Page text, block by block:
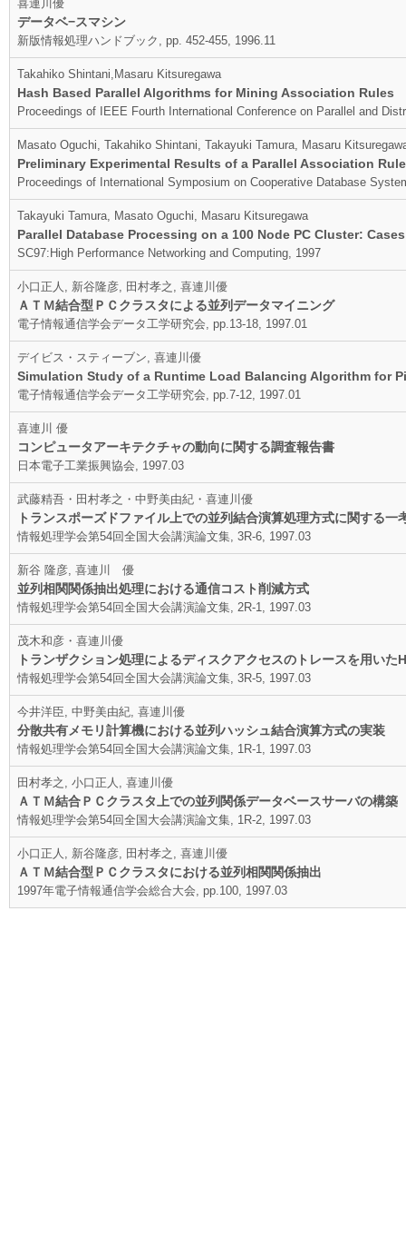
喜連川優
データベ−スマシン
新版情報処理ハンドブック, pp. 452-455, 1996.11
Takahiko Shintani,Masaru Kitsuregawa
Hash Based Parallel Algorithms for Mining Association Rules
Proceedings of IEEE Fourth International Conference on Parallel and
Masato Oguchi, Takahiko Shintani, Takayuki Tamura, Masaru
Preliminary Experimental Results of a Parallel Association
Proceedings of International Symposium on Cooperative Database
Takayuki Tamura, Masato Oguchi, Masaru Kitsuregawa
Parallel Database Processing on a 100 Node PC Cluster:
SC97:High Performance Networking and Computing, 1997
小口正人, 新谷隆彦, 田村孝之, 喜連川優
ＡＴＭ結合型ＰＣクラスタによる並列データマイニング
電子情報通信学会データ工学研究会, pp.13-18, 1997.01
デイビス・スティーブン, 喜連川優
Simulation Study of a Runtime Load Balancing Algorithm for
電子情報通信学会データ工学研究会, pp.7-12, 1997.01
喜連川 優
コンピュータアーキテクチャの動向に関する調査報告書
日本電子工業振興協会, 1997.03
武藤精吾・田村孝之・中野美由紀・喜連川優
トランスポーズドファイル上での並列結合演算処理方式に関する一
情報処理学会第54回全国大会講演論文集, 3R-6, 1997.03
新谷 隆彦, 喜連川 優
並列相関関係抽出処理における通信コスト削減方式
情報処理学会第54回全国大会講演論文集, 2R-1, 1997.03
茂木和彦・喜連川優
トランザクション処理によるディスクアクセスのトレースを用い
情報処理学会第54回全国大会講演論文集, 3R-5, 1997.03
今井洋臣, 中野美由紀, 喜連川優
分散共有メモリ計算機における並列ハッシュ結合演算方式の実装
情報処理学会第54回全国大会講演論文集, 1R-1, 1997.03
田村孝之, 小口正人, 喜連川優
ＡＴＭ結合ＰＣクラスタ上での並列関係データベースサーバの構築
情報処理学会第54回全国大会講演論文集, 1R-2, 1997.03
小口正人, 新谷隆彦, 田村孝之, 喜連川優
ＡＴＭ結合型ＰＣクラスタにおける並列相関関係抽出
1997年電子情報通信学会総合大会, pp.100, 1997.03